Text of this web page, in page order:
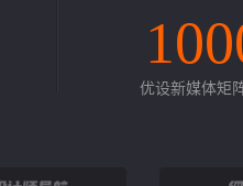
优设新媒体矩